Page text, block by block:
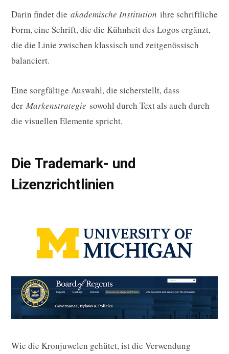
Darin findet die akademische Institution ihre schriftliche
Form, eine Schrift, die die Kühnheit des Logos ergänzt,
die die Linie zwischen klassisch und zeitgenössisch
balanciert.
Eine sorgfältige Auswahl, die sicherstellt, dass
der Markenstrategie sowohl durch Text als auch durch
die visuellen Elemente spricht.
Die Trademark- und
Lizenzrichtlinien
Wie die Kronjuwelen gehütet, ist die Verwendung